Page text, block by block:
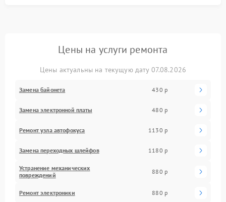
Цены на услуги ремонта
Цены актуальны на текущую дату 07.08.2026
Замена байонета 430 р
Замена электронной платы 480 р
Ремонт узла автофокуса 1130 р
Замена переходных шлейфов 1180 р
Устранение механических
повреждений
880 р
Ремонт электроники 880 р